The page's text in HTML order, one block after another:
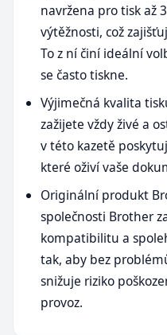
navržena pro tisk až
výtěžnosti, což
To z ní činí ideální
se často tiskne.
Výjimečná kvalita
zažijete vždy živé a
v této kazetě
které oživí vaše
Originální produkt
společnosti Brother
kompatibilitu a
tak, aby bez
snižuje riziko
provoz.